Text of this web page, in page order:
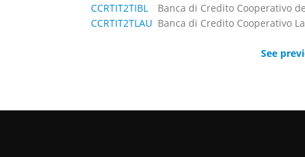
CCRTIT2TIBL
Banca di Credito Cooperativo
CCRTIT2TLAU Banca di Credito Cooperativo
See